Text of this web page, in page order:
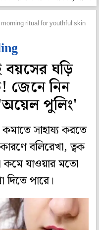
ritual for youthful skin
ঘড়ি
জেনে নিন
পুলিং'
কমাতে সাহায্য করতে
বলিরেখা, ত্বক
কমে যাওয়ার মতো
দিতে পারে।